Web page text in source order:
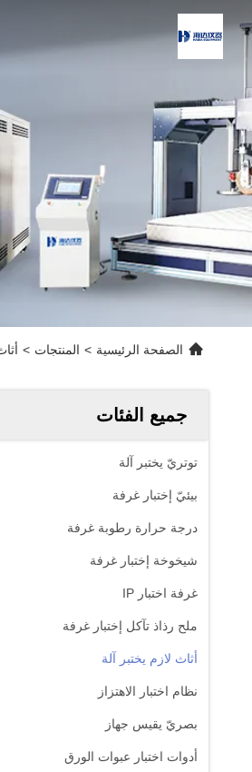
الصفحة الرئيسية > المنتجات >
جميع الفئات
توتريّ يختبر آلة
بيئيّ إختبار غرفة
درجة حرارة رطوبة غرفة
شيخوخة إختبار غرفة
غرفة اختبار IP
ملح رذاذ تآكل إختبار غرفة
أثاث لازم يختبر آلة
نظام اختبار الاهتزاز
بصريّ يقيس جهاز
أدوات اختبار عبوات الورق